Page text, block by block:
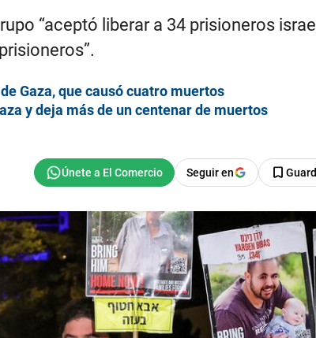
“aceptó liberar a 34 prisioneros
Gaza, que causó cuatro muertos
y deja más de un centenar de muertos
Seguir en